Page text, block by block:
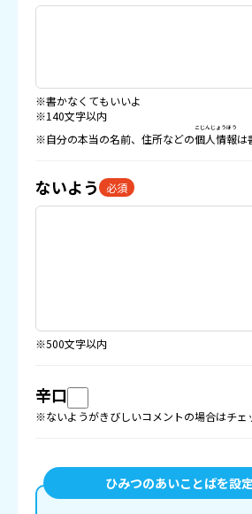
※書かなくてもいいよ
※140文字以内
※自分の本当の名前、住所などの個人情報
こじんじょうほう
は
ないよう 必須
※500文字以内
辛口
※ないようがきびしいコメントの場合はチェ
ひみつのあいことばを設